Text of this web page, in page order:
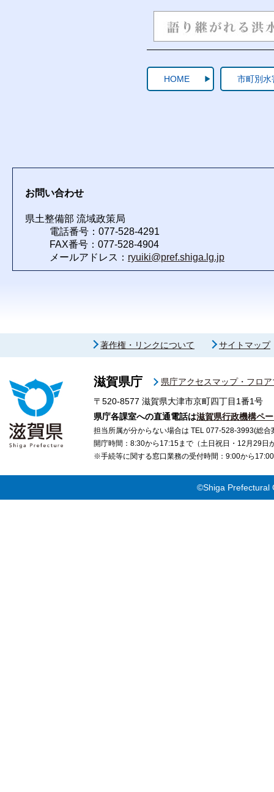
HOME 市町別水
お問い合わせ
県土整備部 流域政策局
電話番号：077-528-4291
FAX番号：077-528-4904
メールアドレス： ryuiki@pref.shiga.lg.jp
著作権・リンクについて サイトマップ
滋賀県庁
県庁アクセスマップ・フロ
〒520-8577 滋賀県大津市京町四丁目1番1号
県庁各課室への直通電話は滋賀県行政機構ペ
担当所属が分からない場合は TEL 077-528-3993(総合
開庁時間：8:30から17:15まで（土日祝日・12月29日
※手続等に関する窓口業務の受付時間：9:00から
©Shiga Prefectural